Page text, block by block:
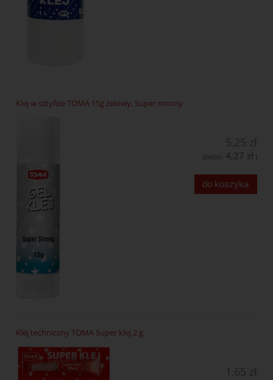
Klej w sztyfcie TOMA 15g żelowy, Super mocny
(netto: 4,27 zł )
do koszyka
Klej techniczny TOMA Super klej 2 g